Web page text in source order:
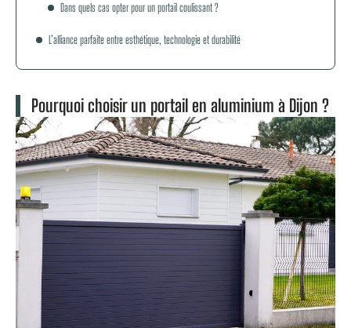
Dans quels cas opter pour un portail coulissant ?
L’alliance parfaite entre esthétique, technologie et durabilité
Pourquoi choisir un portail en aluminium à Dijon ?